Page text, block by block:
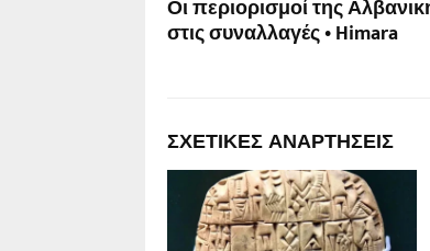
Οι περιορισμοί της
στις συναλλαγές • Himara
ΣΧΕΤΙΚΈΣ ΑΝΑΡΤΉΣΕΙΣ